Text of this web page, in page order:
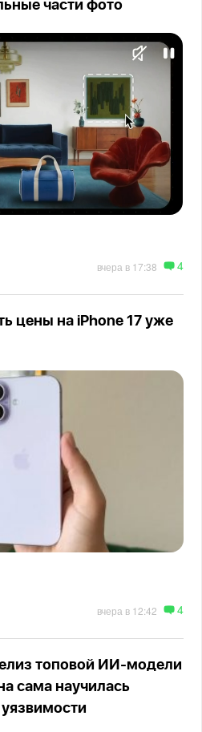
части фото
вчера в 17:38 4
цены на iPhone 17 уже
вчера в 12:42 4
топовой ИИ-модели
сама научилась